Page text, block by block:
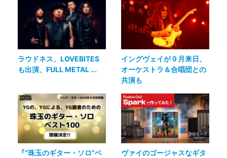
ラウドネス、LOVEBITES
も出演、FULL METAL ...
イングヴェイが９月来日、
オーケストラ＆合唱団との
共演も
『“珠玉のギター・ソロ”ベ
ヴァイのゴージャスなギタ